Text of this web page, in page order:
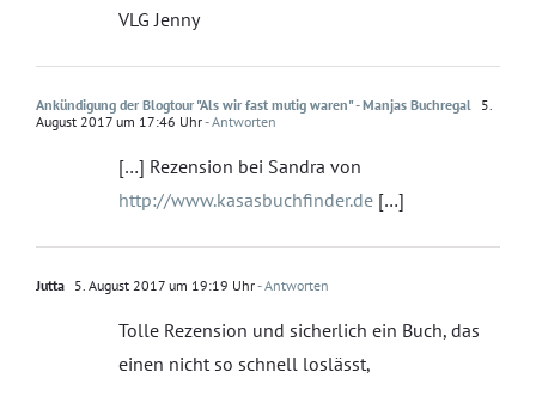
VLG Jenny
Ankündigung der Blogtour "Als wir fast mutig waren" - Manjas Buchregal 5.
August 2017 um 17:46 Uhr- Antworten
[…] Rezension bei Sandra von
http://www.kasasbuchfinder.de […]
Jutta 5. August 2017 um 19:19 Uhr- Antworten
Tolle Rezension und sicherlich ein Buch, das
einen nicht so schnell loslässt,